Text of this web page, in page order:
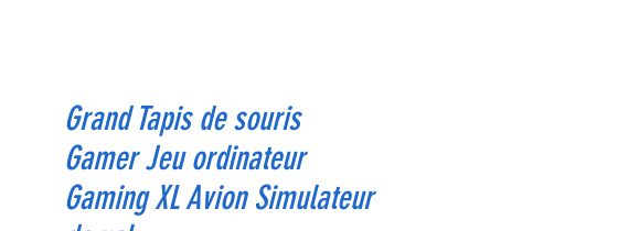
Grand Tapis de souris
Gamer Jeu ordinateur
Gaming XL Avion Simulateur